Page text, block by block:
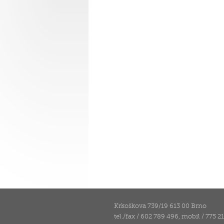
Krkoškova 739/19 613 00 Brno
tel./fax / 602 789 496, mobil / 775